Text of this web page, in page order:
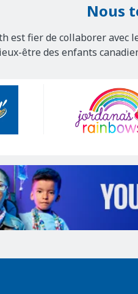
Nous
est fier de collaborer avec
être des enfants